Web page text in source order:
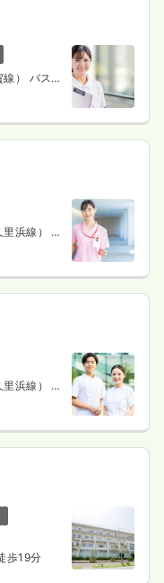
） バス16
浜線） 徒
浜線） 車
歩19分